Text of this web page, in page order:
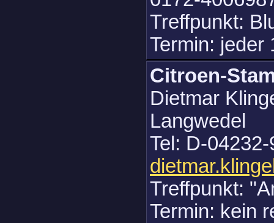
Treffpunkt:
Termin: jeder
Citroen-
Dietmar
Langwedel
Tel: D-
Treffpunkt:
Termin: kein